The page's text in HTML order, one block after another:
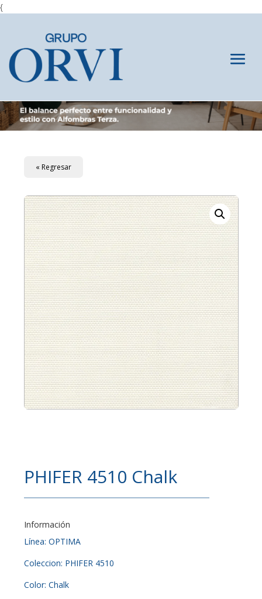
{
« Regresar
PHIFER 4510 Chalk
Información
Línea: OPTIMA
Coleccion: PHIFER 4510
Color: Chalk